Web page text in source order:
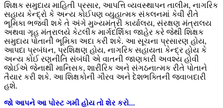
શિક્ષક સમુદાય માહિતી પ્રસાર, આપત્તિ વ્યવસ્થાપન તાલીમ, નાગરિક
સહાય કેન્દ્રો કે અન્ય કોઈપણ વ્યુહાત્મક સંકલનમાં કેવી રીતે
ભૂમિકા ભજવી શકે તે અંગે મુખ્યમંત્રી કાર્યાલય, સંરક્ષણ મંત્રાલય
અથવા ગૃહ મંત્રાલયે કેટલીક માર્ગદર્શિકા જાહેર કરે જેથી શિક્ષક
સમુદાય પોતાની ભૂમિકા અદા કરી શકે. આ સૂચના પ્રસારણ હોય,
આપદા પ્રબંધન, પ્રશિક્ષણ હોય, નાગરિક સહાયતા કેન્દ્ર હોય કે
અન્ય કોઈ રણનીતિ સંબંધી એ વાતની જાણકારી અવશ્ય હોવી
જોઈએ જેનાથી માનિસક, શારીરિક અને સંગઠનાત્મક રીતે પોતાને
તૈયાર કરી શકે. આ શિક્ષકોની ગૌરવ અને દેશભક્તિની જવાબદારી
હશે.
જો આપને આ પોસ્ટ ગમી હોય તો શેર કરો...